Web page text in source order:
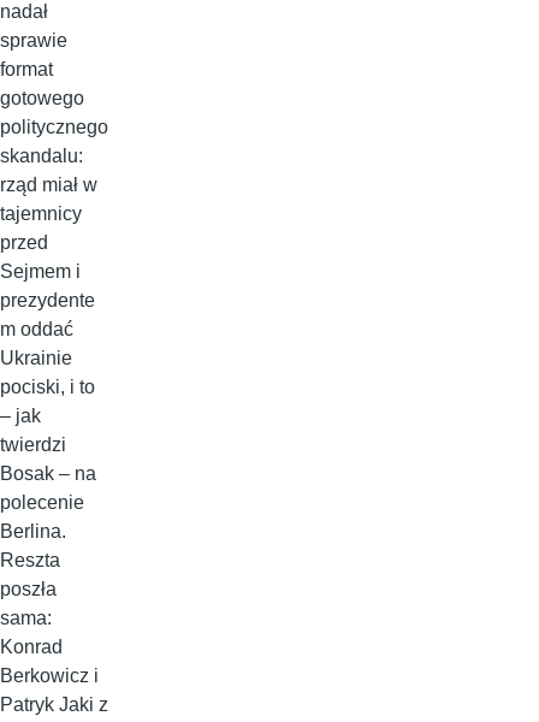
nadał
sprawie
format
gotowego
politycznego
skandalu:
rząd miał w
tajemnicy
przed
Sejmem i
prezydente
m oddać
Ukrainie
pociski, i to
– jak
twierdzi
Bosak – na
polecenie
Berlina.
Reszta
poszła
sama:
Konrad
Berkowicz i
Patryk Jaki z